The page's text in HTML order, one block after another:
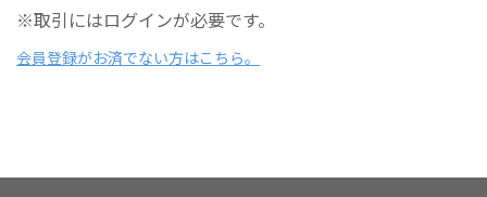
※取引にはログインが必要です。
会員登録がお済でない方はこちら。